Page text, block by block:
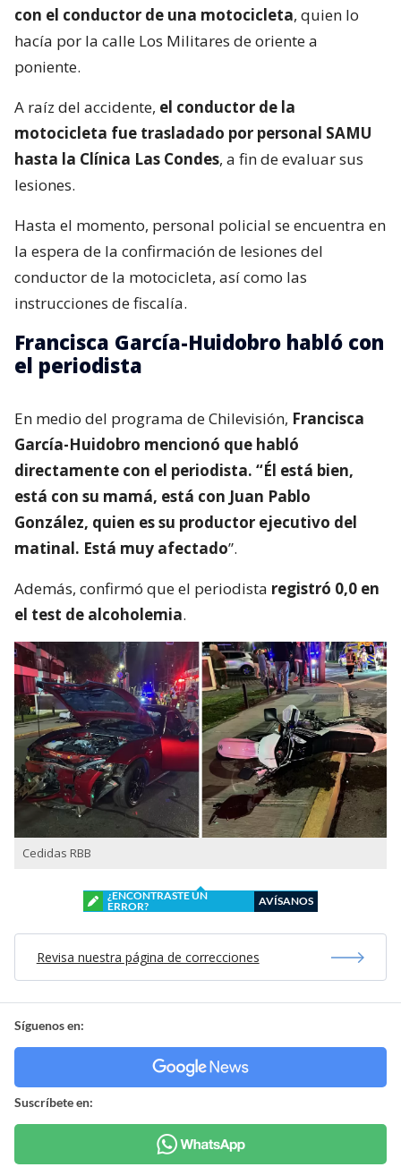
con el conductor de una motocicleta, quien lo
hacía por la calle Los Militares de oriente a
poniente.
A raíz del accidente, el conductor de la
motocicleta fue trasladado por personal SAMU
hasta la Clínica Las Condes, a fin de evaluar sus
lesiones.
Hasta el momento, personal policial se encuentra en
la espera de la confirmación de lesiones del
conductor de la motocicleta, así como las
instrucciones de fiscalía.
Francisca García-Huidobro habló con
el periodista
En medio del programa de Chilevisión, Francisca
García-Huidobro mencionó que habló
directamente con el periodista. “Él está bien,
está con su mamá, está con Juan Pablo
González, quien es su productor ejecutivo del
matinal. Está muy afectado”.
Además, confirmó que el periodista registró 0,0 en
el test de alcoholemia.
Cedidas RBB
¿ENCONTRASTE UN
ERROR?
AVÍSANOS
Revisa nuestra página de correcciones
Síguenos en:
Suscríbete en: